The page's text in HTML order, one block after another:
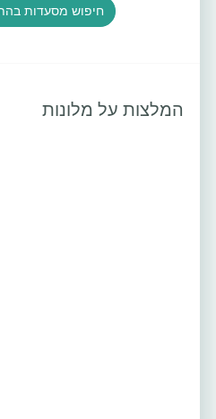
חיפוש מסעדות
המלצות על מלונות